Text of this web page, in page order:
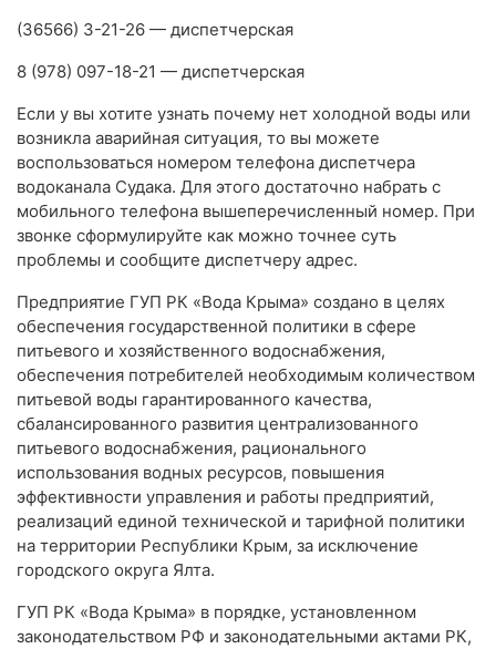
(36566) 3-21-26 — диспетчерская
8 (978) 097-18-21 — диспетчерская
Если у вы хотите узнать почему нет холодной воды или
возникла аварийная ситуация, то вы можете
воспользоваться номером телефона диспетчера
водоканала Судака. Для этого достаточно набрать с
мобильного телефона вышеперечисленный номер. При
звонке сформулируйте как можно точнее суть
проблемы и сообщите диспетчеру адрес.
Предприятие ГУП РК «Вода Крыма» создано в целях
обеспечения государственной политики в сфере
питьевого и хозяйственного водоснабжения,
обеспечения потребителей необходимым количеством
питьевой воды гарантированного качества,
сбалансированного развития централизованного
питьевого водоснабжения, рационального
использования водных ресурсов, повышения
эффективности управления и работы предприятий,
реализаций единой технической и тарифной политики
на территории Республики Крым, за исключение
городского округа Ялта.
ГУП РК «Вода Крыма» в порядке, установленном
законодательством РФ и законодательными актами РК,